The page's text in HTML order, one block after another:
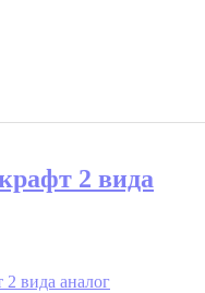
2 вида
вида аналог